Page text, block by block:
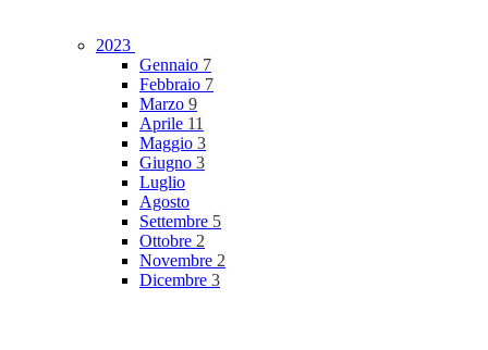
2023
Gennaio 7
Febbraio 7
Marzo 9
Aprile 11
Maggio 3
Giugno 3
Luglio
Agosto
Settembre 5
Ottobre 2
Novembre 2
Dicembre 3